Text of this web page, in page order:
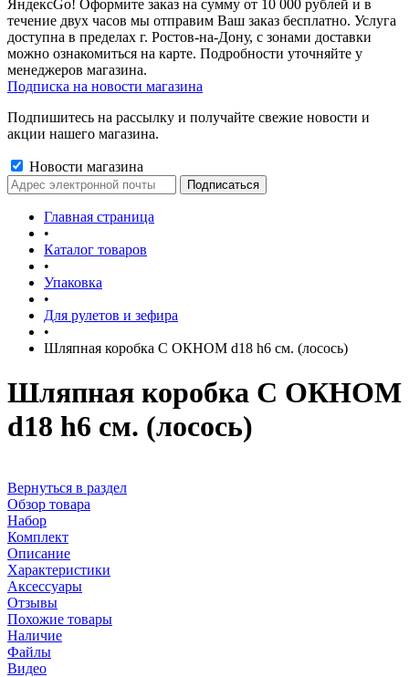
ЯндексGo! Оформите заказ на сумму от 10 000 рублей и в
течение двух часов мы отправим Ваш заказ бесплатно. Услуга
доступна в пределах г. Ростов-на-Дону, с зонами доставки
можно ознакомиться на карте. Подробности уточняйте у
менеджеров магазина.
Подписка на новости магазина
Подпишитесь на рассылку и получайте свежие новости и
акции нашего магазина.
Новости магазина
Главная страница
•
Каталог товаров
•
Упаковка
•
Для рулетов и зефира
•
Шляпная коробка С ОКНОМ d18 h6 см. (лосось)
Шляпная коробка С ОКНОМ
d18 h6 см. (лосось)
Вернуться в раздел
Обзор товара
Набор
Комплект
Описание
Характеристики
Аксессуары
Отзывы
Похожие товары
Наличие
Файлы
Видео